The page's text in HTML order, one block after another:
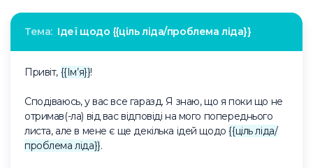
Тема: Ідеї щодо {{ціль ліда/проблема ліда}}
Привіт, {{Ім’я}}!
Сподіваюсь, у вас все гаразд. Я знаю, що я поки що не
отримав(-ла) від вас відповіді на мого попереднього
листа, але в мене є ще декілька ідей щодо{{ціль ліда/
проблема ліда}}.